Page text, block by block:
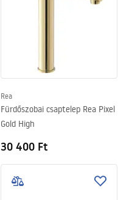
Rea
Fürdőszobai csaptelep Rea Pixel
Gold High
30 400 Ft